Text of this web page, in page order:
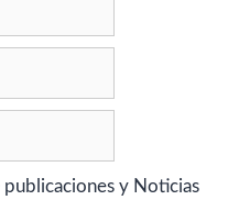
publicaciones y Noticias